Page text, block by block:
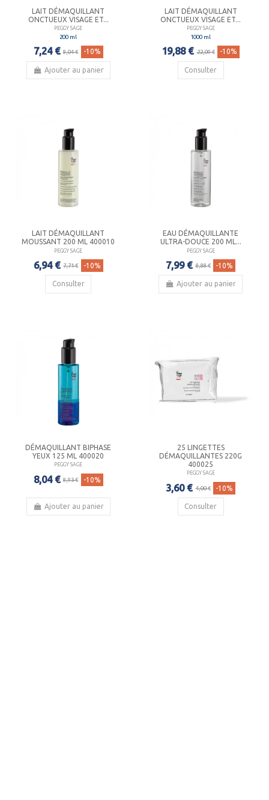
LAIT DÉMAQUILLANT
ONCTUEUX VISAGE ET...
PEGGY SAGE
200 ml
7,24 € 8,04 € -10%
Ajouter au panier
LAIT DÉMAQUILLANT
ONCTUEUX VISAGE ET...
PEGGY SAGE
1000 ml
19,88 € 22,09 € -10%
Consulter
LAIT DÉMAQUILLANT
MOUSSANT 200 ML 400010
PEGGY SAGE
6,94 € 7,71 € -10%
Consulter
EAU DÉMAQUILLANTE
ULTRA-DOUCE 200 ML...
PEGGY SAGE
7,99 € 8,88 € -10%
Ajouter au panier
DÉMAQUILLANT BIPHASE
YEUX 125 ML 400020
PEGGY SAGE
8,04 € 8,93 € -10%
Ajouter au panier
25 LINGETTES
DÉMAQUILLANTES 220G
400025
PEGGY SAGE
3,60 € 4,00 € -10%
Consulter